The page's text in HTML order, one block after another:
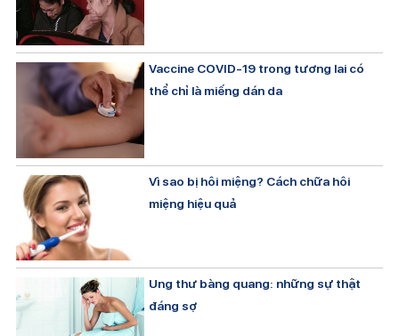
Vaccine COVID-19 trong tương lai có
thể chỉ là miếng dán da
Vì sao bị hôi miệng? Cách chữa hôi
miệng hiệu quả
Ung thư bàng quang: những sự thật
đáng sợ